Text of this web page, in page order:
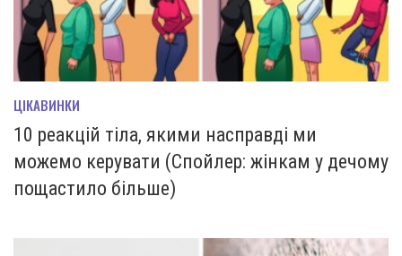
ЦІКАВИНКИ
10 реакцій тіла, якими насправді ми
можемо керувати (Спойлер: жінкам у дечому
пощастило більше)